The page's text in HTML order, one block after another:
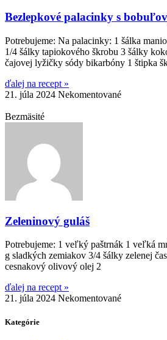
Bezlepkové palacinky s
Potrebujeme: Na palacinky: 1 šálka
1/4 šálky tapiokového škrobu 3 šálky
čajovej lyžičky sódy bikarbóny 1 štipka
ďalej na recept »
21. júla 2024 Nekomentované
Bezmäsité
Zeleninový guláš
Potrebujeme: 1 veľký paštrnák 1 veľká
g sladkých zemiakov 3/4 šálky zelenej
cesnakový olivový olej 2
ďalej na recept »
21. júla 2024 Nekomentované
Kategórie